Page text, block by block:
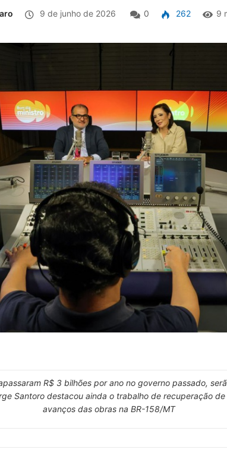
9 de junho de 2026 0 262 9
R$ 3 bilhões por ano no governo passado,
Santoro destacou ainda o trabalho de recuperação
avanços das obras na BR-158/MT